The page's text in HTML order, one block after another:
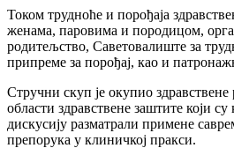
Током трудноће и порођаја
женама, паровима и породицом,
родитељство, Саветовалиште за
припреме за порођај, као и
Стручни скуп је окупио
области здравствене заштите који
дискусију разматрали примене
препорука у клиничкој пракси.